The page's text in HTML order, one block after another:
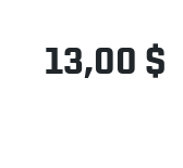
13,00 $